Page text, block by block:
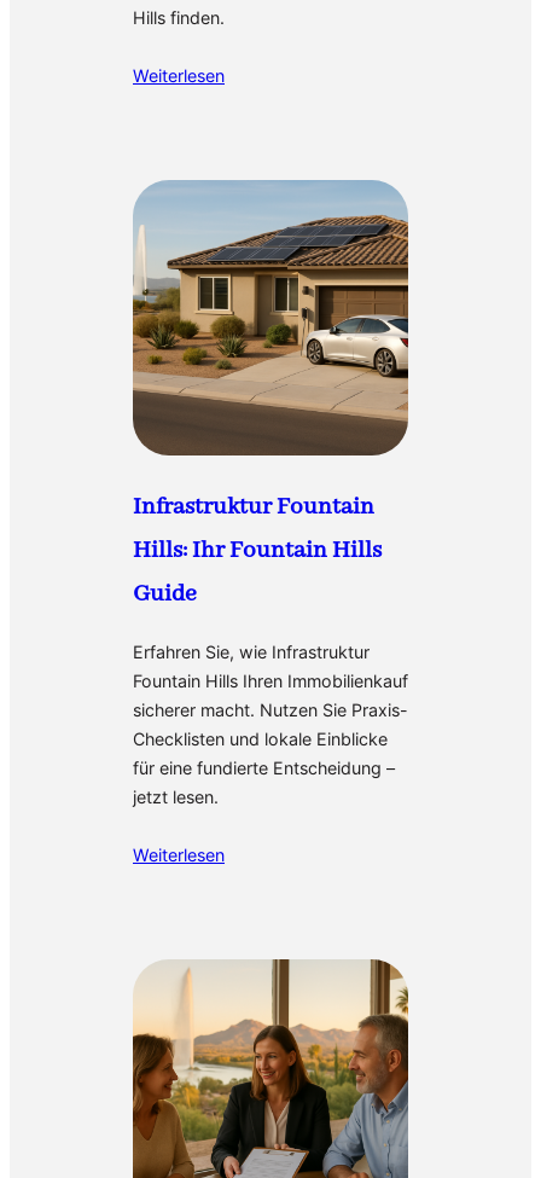
Hills finden.
Weiterlesen
Infrastruktur Fountain
Hills: Ihr Fountain Hills
Guide
Erfahren Sie, wie Infrastruktur
Fountain Hills Ihren Immobilienkauf
sicherer macht. Nutzen Sie Praxis-
Checklisten und lokale Einblicke
für eine fundierte Entscheidung –
jetzt lesen.
Weiterlesen